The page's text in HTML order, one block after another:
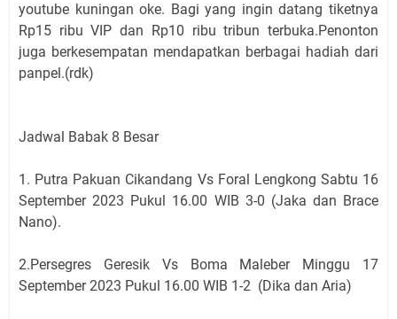
youtube kuningan oke. Bagi yang ingin datang tiketnya
Rp15 ribu VIP dan Rp10 ribu tribun terbuka.Penonton
juga berkesempatan mendapatkan berbagai hadiah dari
panpel.(rdk)
Jadwal Babak 8 Besar
1. Putra Pakuan Cikandang Vs Foral Lengkong Sabtu 16
September 2023 Pukul 16.00 WIB 3-0 (Jaka dan Brace
Nano).
2.Persegres Geresik Vs Boma Maleber Minggu 17
September 2023 Pukul 16.00 WIB 1-2 (Dika dan Aria)